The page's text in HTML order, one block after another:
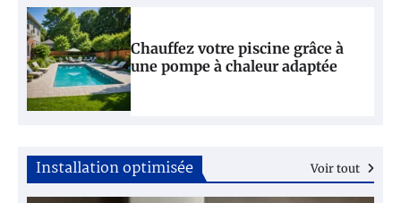
1
Chauffe-eau connectés : quels systèmes pour
économiser l’énergie ?
Chauffez votre piscine grâce à
une pompe à chaleur adaptée
Installation optimisée Voir tout